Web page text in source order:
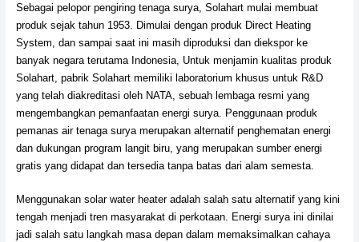
Sebagai pelopor pengiring tenaga surya, Solahart mulai membuat
produk sejak tahun 1953. Dimulai dengan produk Direct Heating
System, dan sampai saat ini masih diproduksi dan diekspor ke
banyak negara terutama Indonesia, Untuk menjamin kualitas produk
Solahart, pabrik Solahart memiliki laboratorium khusus untuk R&D
yang telah diakreditasi oleh NATA, sebuah lembaga resmi yang
mengembangkan pemanfaatan energi surya. Penggunaan produk
pemanas air tenaga surya merupakan alternatif penghematan energi
dan dukungan program langit biru, yang merupakan sumber energi
gratis yang didapat dan tersedia tanpa batas dari alam semesta.
Menggunakan solar water heater adalah salah satu alternatif yang kini
tengah menjadi tren masyarakat di perkotaan. Energi surya ini dinilai
jadi salah satu langkah masa depan dalam memaksimalkan cahaya